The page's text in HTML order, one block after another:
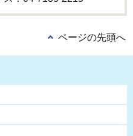
ページの先頭へ